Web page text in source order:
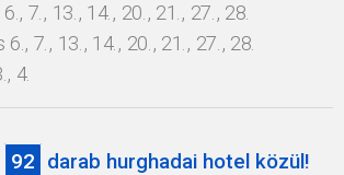
7., 13., 14., 20., 21., 27., 28.
7., 13., 14., 20., 21., 27., 28.
4.
92 darab hurghadai hotel közül!